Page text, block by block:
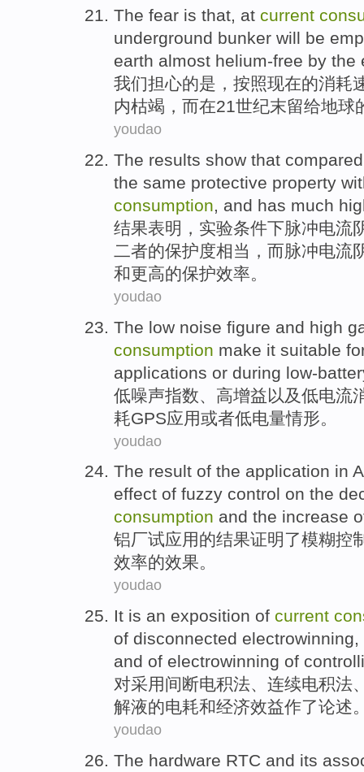
The fear is that, at current
underground bunker will be
earth almost helium-free by the
我们担心的是 ，按照现在的消耗
内枯竭，而在21世纪末留给地球
youdao
The results show that compared
the same protective property
consumption, and has much
结果表明 ，实验条件下脉冲电流
二者的保护度相当， 而脉冲电流
和更高的保护效率。
youdao
The low noise figure and high
consumption make it suitable
applications or during low-
低噪声指数、 高增益以及低电流
耗GPS应用或者低电量情形 。
youdao
The result of the application in
effect of fuzzy control on the
consumption and the increase
铝厂试应用的结果证明了模糊控
效率的效果。
youdao
It is an exposition of current
of disconnected electrowinning,
and of electrowinning of
对采用间断电积法、 连续电积法
解液的电耗和经济效益作了论述
youdao
The hardware RTC and its